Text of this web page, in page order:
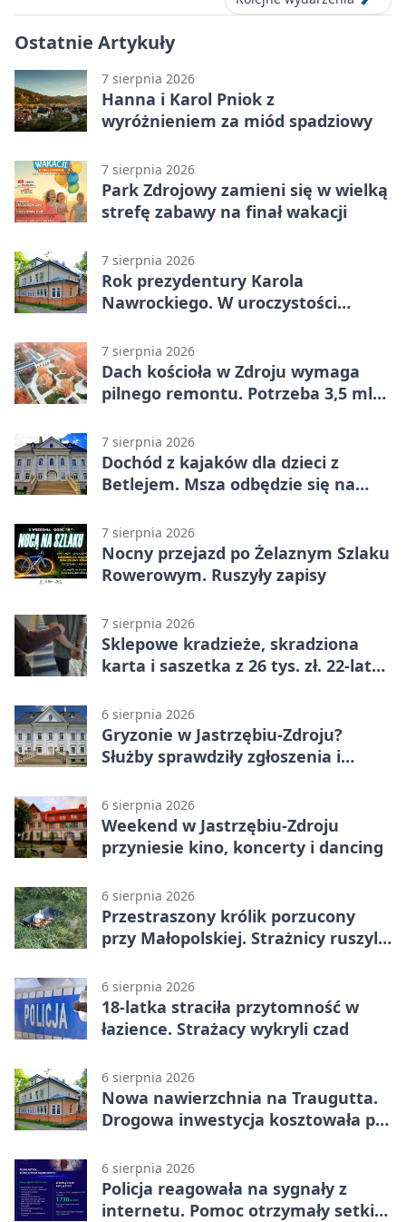
Ostatnie Artykuły
7 sierpnia 2026
Hanna i Karol Pniok z
wyróżnieniem za miód spadziowy
7 sierpnia 2026
Park Zdrojowy zamieni się w wielką
strefę zabawy na finał wakacji
7 sierpnia 2026
Rok prezydentury Karola
Nawrockiego. W uroczystości
7 sierpnia 2026
Dach kościoła w Zdroju wymaga
pilnego remontu. Potrzeba 3,5 mln
7 sierpnia 2026
Dochód z kajaków dla dzieci z
Betlejem. Msza odbędzie się na
7 sierpnia 2026
Nocny przejazd po Żelaznym Szlaku
Rowerowym. Ruszyły zapisy
7 sierpnia 2026
Sklepowe kradzieże, skradziona
karta i saszetka z 26 tys. zł. 22-latek
6 sierpnia 2026
Gryzonie w Jastrzębiu-Zdroju?
Służby sprawdziły zgłoszenia i
6 sierpnia 2026
Weekend w Jastrzębiu-Zdroju
przyniesie kino, koncerty i dancing
6 sierpnia 2026
Przestraszony królik porzucony
przy Małopolskiej. Strażnicy ruszyli
6 sierpnia 2026
18-latka straciła przytomność w
łazience. Strażacy wykryli czad
6 sierpnia 2026
Nowa nawierzchnia na Traugutta.
Drogowa inwestycja kosztowała pół
6 sierpnia 2026
Policja reagowała na sygnały z
internetu. Pomoc otrzymały setki